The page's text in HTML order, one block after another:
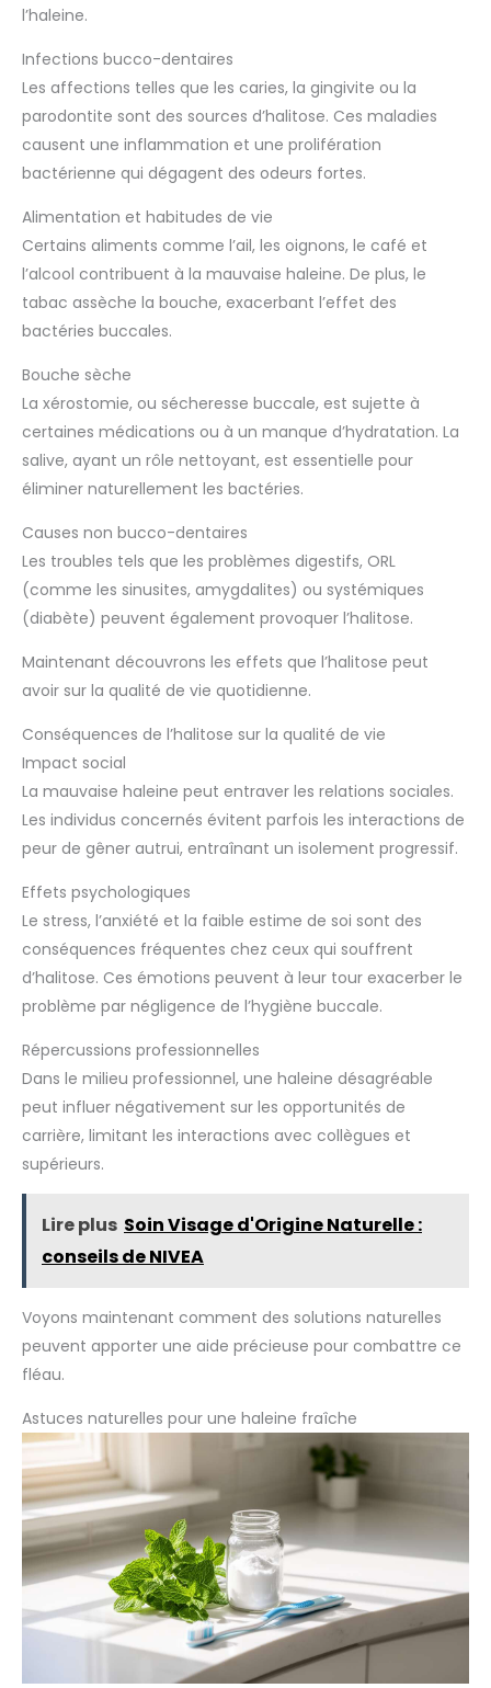
l’haleine.
Infections bucco-dentaires
Les affections telles que les caries, la gingivite ou la
parodontite sont des sources d’halitose. Ces maladies
causent une inflammation et une prolifération
bactérienne qui dégagent des odeurs fortes.
Alimentation et habitudes de vie
Certains aliments comme l’ail, les oignons, le café et
l’alcool contribuent à la mauvaise haleine. De plus, le
tabac assèche la bouche, exacerbant l’effet des
bactéries buccales.
Bouche sèche
La xérostomie, ou sécheresse buccale, est sujette à
certaines médications ou à un manque d’hydratation. La
salive, ayant un rôle nettoyant, est essentielle pour
éliminer naturellement les bactéries.
Causes non bucco-dentaires
Les troubles tels que les problèmes digestifs, ORL
(comme les sinusites, amygdalites) ou systémiques
(diabète) peuvent également provoquer l’halitose.
Maintenant découvrons les effets que l’halitose peut
avoir sur la qualité de vie quotidienne.
Conséquences de l’halitose sur la qualité de vie
Impact social
La mauvaise haleine peut entraver les relations sociales.
Les individus concernés évitent parfois les interactions de
peur de gêner autrui, entraînant un isolement progressif.
Effets psychologiques
Le stress, l’anxiété et la faible estime de soi sont des
conséquences fréquentes chez ceux qui souffrent
d’halitose. Ces émotions peuvent à leur tour exacerber le
problème par négligence de l’hygiène buccale.
Répercussions professionnelles
Dans le milieu professionnel, une haleine désagréable
peut influer négativement sur les opportunités de
carrière, limitant les interactions avec collègues et
supérieurs.
Lire plus Soin Visage d'Origine Naturelle :
conseils de NIVEA
Voyons maintenant comment des solutions naturelles
peuvent apporter une aide précieuse pour combattre ce
fléau.
Astuces naturelles pour une haleine fraîche